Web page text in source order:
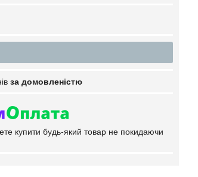
за домовленістю
купити будь-який товар не покидаючи